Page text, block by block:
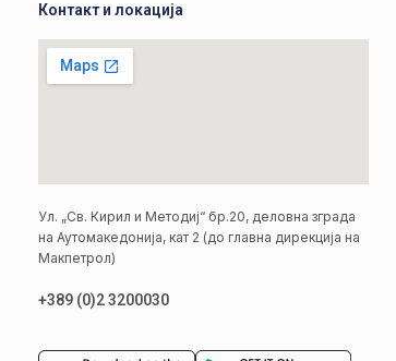
Контакт и локација
Ул. „Св. Кирил и Методиј“ бр.20, деловна зграда
на Аутомакедонија, кат 2 (до главна дирекција на
Макпетрол)
+389 (0)2 3200030